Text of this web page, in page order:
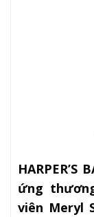
HARPER’S
ứng
viên Meryl